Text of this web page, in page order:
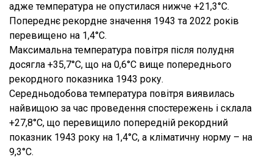
адже температура не опустилася нижче +21,3°С.
Попереднє рекордне значення 1943 та 2022 років
перевищено на 1,4°С.
Максимальна температура повітря після полудня
досягла +35,7°С, що на 0,6°С вище попереднього
рекордного показника 1943 року.
Середньодобова температура повітря виявилась
найвищою за час проведення спостережень і склала
+27,8°С, що перевищило попередній рекордний
показник 1943 року на 1,4°С, а кліматичну норму – на
9,3°С.